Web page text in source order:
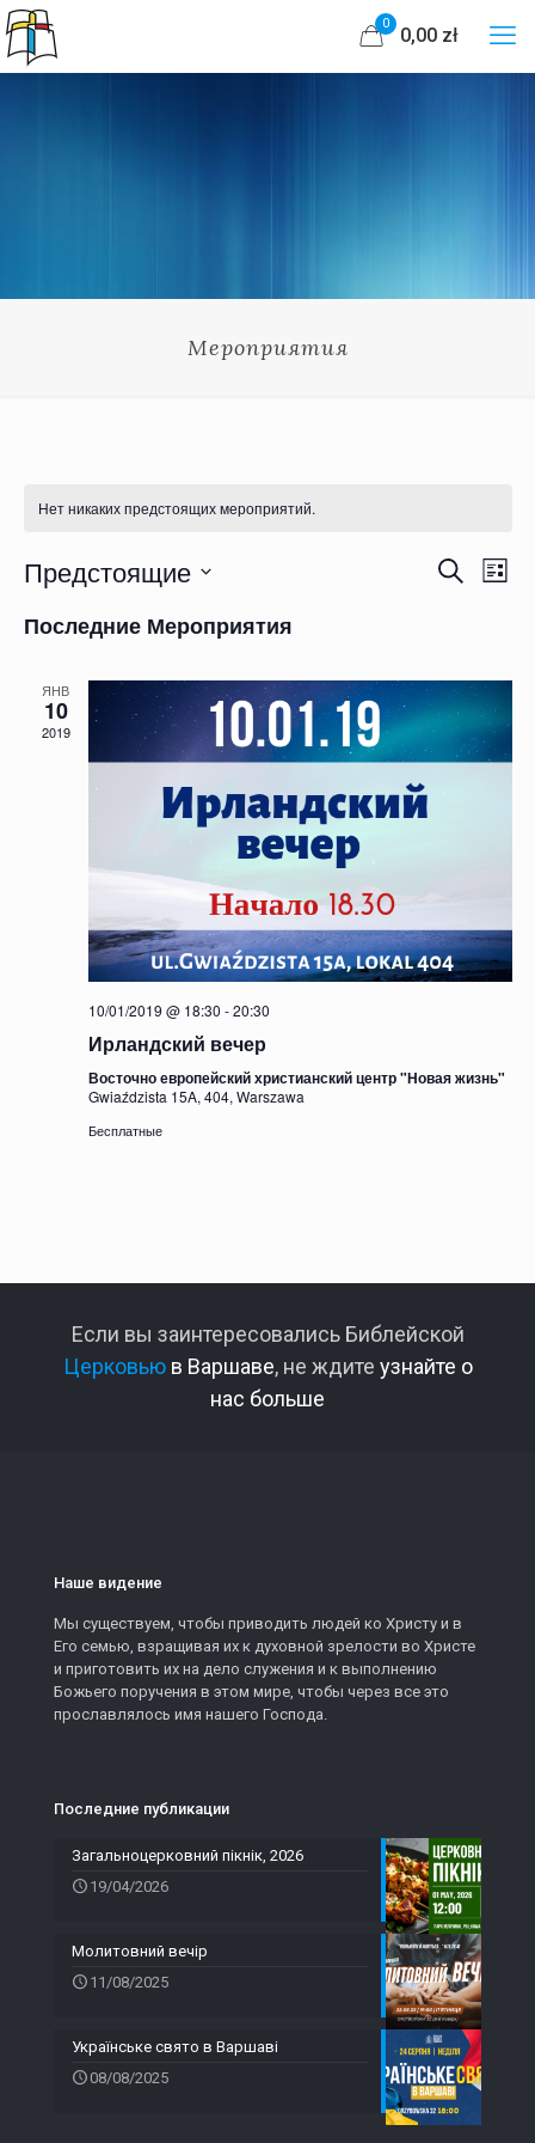
0
0,00 zł
Мероприятия
Нет никаких предстоящих мероприятий.
Поиск
Поиск
Предстоящие
дату.
Последние Мероприятия
ЯНВ
10
2019
10/01/2019 @ 18:30 -20:30
Ирландский вечер
Восточно европейский христианский центр "Новая жизнь"
Gwiaździsta 15A, 404, Warszawa
Бесплатные
Если вы заинтересовались Библейской
Церковью в Варшаве, не ждите узнайте о
нас больше
Наше видение
Мы существуем, чтобы приводить людей ко Христу и в
Его семью, взращивая их к духовной зрелости во Христе
и приготовить их на дело служения и к выполнению
Божьего поручения в этом мире, чтобы через все это
прославлялось имя нашего Господа.
Последние публикации
Загальноцерковний пікнік, 2026
19/04/2026
Молитовний вечір
11/08/2025
Українське свято в Варшаві
08/08/2025